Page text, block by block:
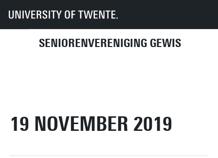
SENIORENVERENIGING GEWIS
UT UT-Kring GEWIS Activiteitenhistorie
19 november 2019
19 NOVEMBER 2019